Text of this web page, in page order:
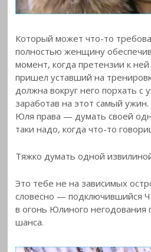
Который может что-то
полностью женщину
момент, когда претензии к
пришел уставший на
должна вокруг него порхать с
заработав на этот самый
Юля права — думать своей
таки надо, когда что-то
Тяжко думать одной
Это тебе не на зависимых
словесно — подключившийся
в огонь Юлиного негодования
шанса.